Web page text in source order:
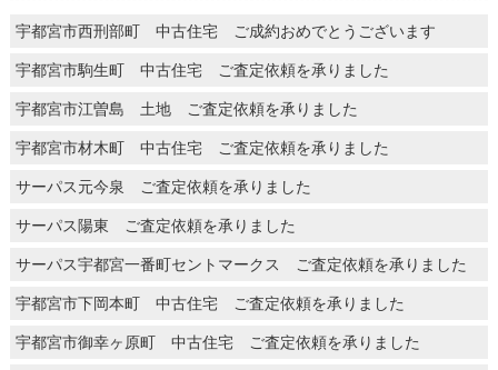
宇都宮市西刑部町 中古住宅 ご成約おめでとうございます
宇都宮市駒生町 中古住宅 ご査定依頼を承りました
宇都宮市江曽島 土地 ご査定依頼を承りました
宇都宮市材木町 中古住宅 ご査定依頼を承りました
サーパス元今泉 ご査定依頼を承りました
サーパス陽東 ご査定依頼を承りました
サーパス宇都宮一番町セントマークス ご査定依頼を承りました
宇都宮市下岡本町 中古住宅 ご査定依頼を承りました
宇都宮市御幸ヶ原町 中古住宅 ご査定依頼を承りました